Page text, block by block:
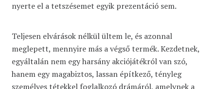
nyerte el a tetszésemet egyik prezentáció sem.
Teljesen elvárások nélkül ültem le, és azonnal
meglepett, mennyire más a végső termék. Kezdetnek,
egyáltalán nem egy harsány akciójátékról van szó,
hanem egy magabiztos, lassan építkező, tényleg
személyes tétekkel foglalkozó drámáról, amelynek a